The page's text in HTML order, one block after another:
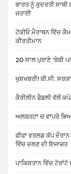
ਭਾਰਤ ਨੂੰ ਕੁਦਰਤੀ
ਜਤਾਈ
ਟੋਕੀਓ ਮੈਰਾਥਨ ਵਿੱਚ
ਕੀਰਤੀਮਾਨ
20 ਸਾਲ ਪੁਰਾਣੇ ‘ਬੇਬੀ
ਖੁਸ਼ਖਬਰੀ! ਬੀ.ਸੀ.
ਕੈਰੀਲੀਨ ਫੈਡਲੀ ਵੱਲੋਂ
ਅਲਬਰਟਾ ਚ ਵਾਪਰੇ
ਫੀਫਾ ਵਰਲਡ ਕੱਪ ਦੌਰਾਨ
ਵਿੱਚ ਚਲਣ ਦੀ ਇਜਾਜ਼ਤ
ਪਾਕਿਸਤਾਨ ਵਿੱਚ